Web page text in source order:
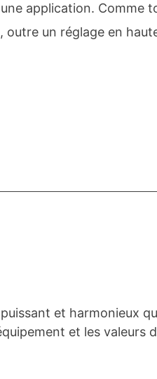
application. Comme
outre un réglage en
et harmonieux
et les valeurs